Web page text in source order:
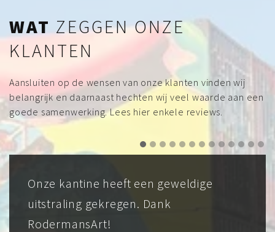
WAT ZEGGEN ONZE
KLANTEN
Aansluiten op de wensen van onze klanten vinden wij
belangrijk en daarnaast hechten wij veel waarde aan een
goede samenwerking. Lees hier enkele reviews.
geweldige
Tim heeft een geweldige
muurschildering
kantine, de